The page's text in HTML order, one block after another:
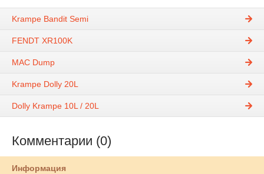
Krampe Bandit Semi
FENDT XR100K
MAC Dump
Krampe Dolly 20L
Dolly Krampe 10L / 20L
Комментарии (0)
Информация